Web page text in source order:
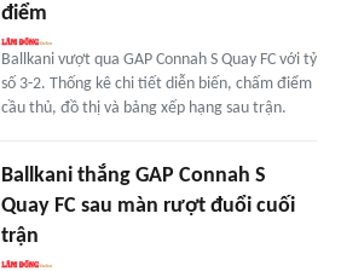
điểm
Ballkani vượt qua GAP Connah S Quay FC với tỷ
số 3-2. Thống kê chi tiết diễn biến, chấm điểm
cầu thủ, đồ thị và bảng xếp hạng sau trận.
Ballkani thắng GAP Connah S
Quay FC sau màn rượt đuổi cuối
trận